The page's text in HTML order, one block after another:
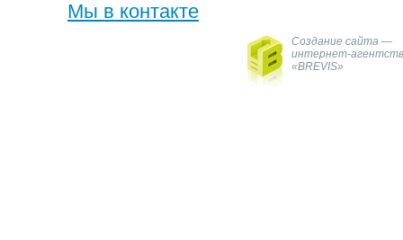
Мы в контакте
Создание сайта —
интернет-
«BREVIS»